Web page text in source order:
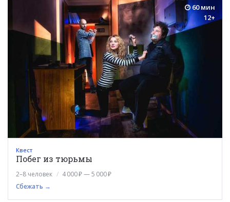
60 мин
12+
Квест
Побег из тюрьмы
2–8 человек
4 000 ₽ — 5 000 ₽
Сбежать →